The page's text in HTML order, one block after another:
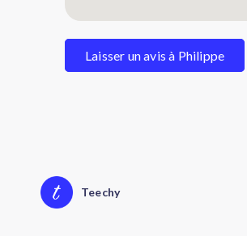
Laisser un avis à Philippe
Teechy